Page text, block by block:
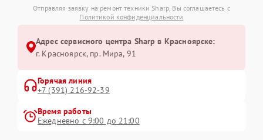
Отправляя заявку на ремонт техники Sharp, Вы соглашаетесь с
Политикой конфиденциальности
Адрес сервисного центра Sharp в Красноярске:
г. Красноярск, ​пр. Мира, 91
Горячая линия
+7 (391) 216-92-39
Время работы
Ежедневно с 9:00 до 21:00